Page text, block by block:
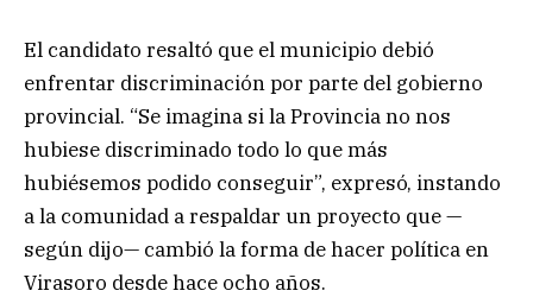
El candidato resaltó que el municipio debió
enfrentar discriminación por parte del gobierno
provincial. “Se imagina si la Provincia no nos
hubiese discriminado todo lo que más
hubiésemos podido conseguir”, expresó, instando
a la comunidad a respaldar un proyecto que —
según dijo— cambió la forma de hacer política en
Virasoro desde hace ocho años.